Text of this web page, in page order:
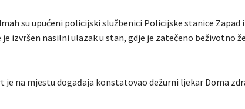
su upućeni policijski službenici Policijske stanice Zapad i
izvršen nasilni ulazak u stan, gdje je zatečeno beživotno
je na mjestu događaja konstatovao dežurni ljekar Doma